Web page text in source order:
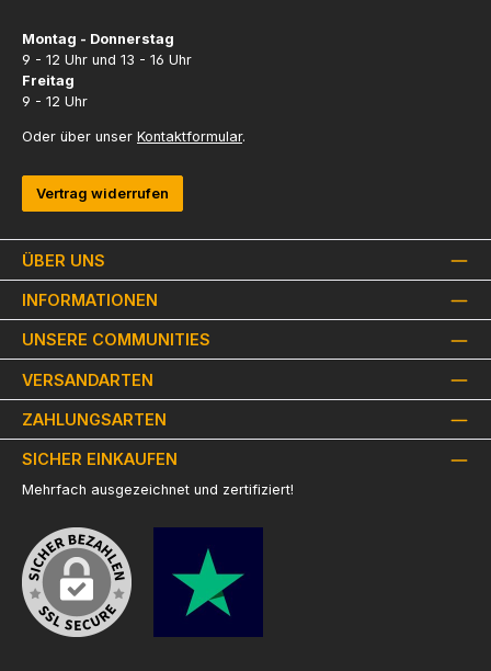
ÜBER UNS
INFORMATIONEN
Montag - Donnerstag
9 - 12 Uhr und 13 - 16 Uhr
Freitag
9 - 12 Uhr
Oder über unser Kontaktformular.
Vertrag widerrufen
UNSERE COMMUNITIES
VERSANDARTEN
ZAHLUNGSARTEN
SICHER EINKAUFEN
Mehrfach ausgezeichnet und zertifiziert!